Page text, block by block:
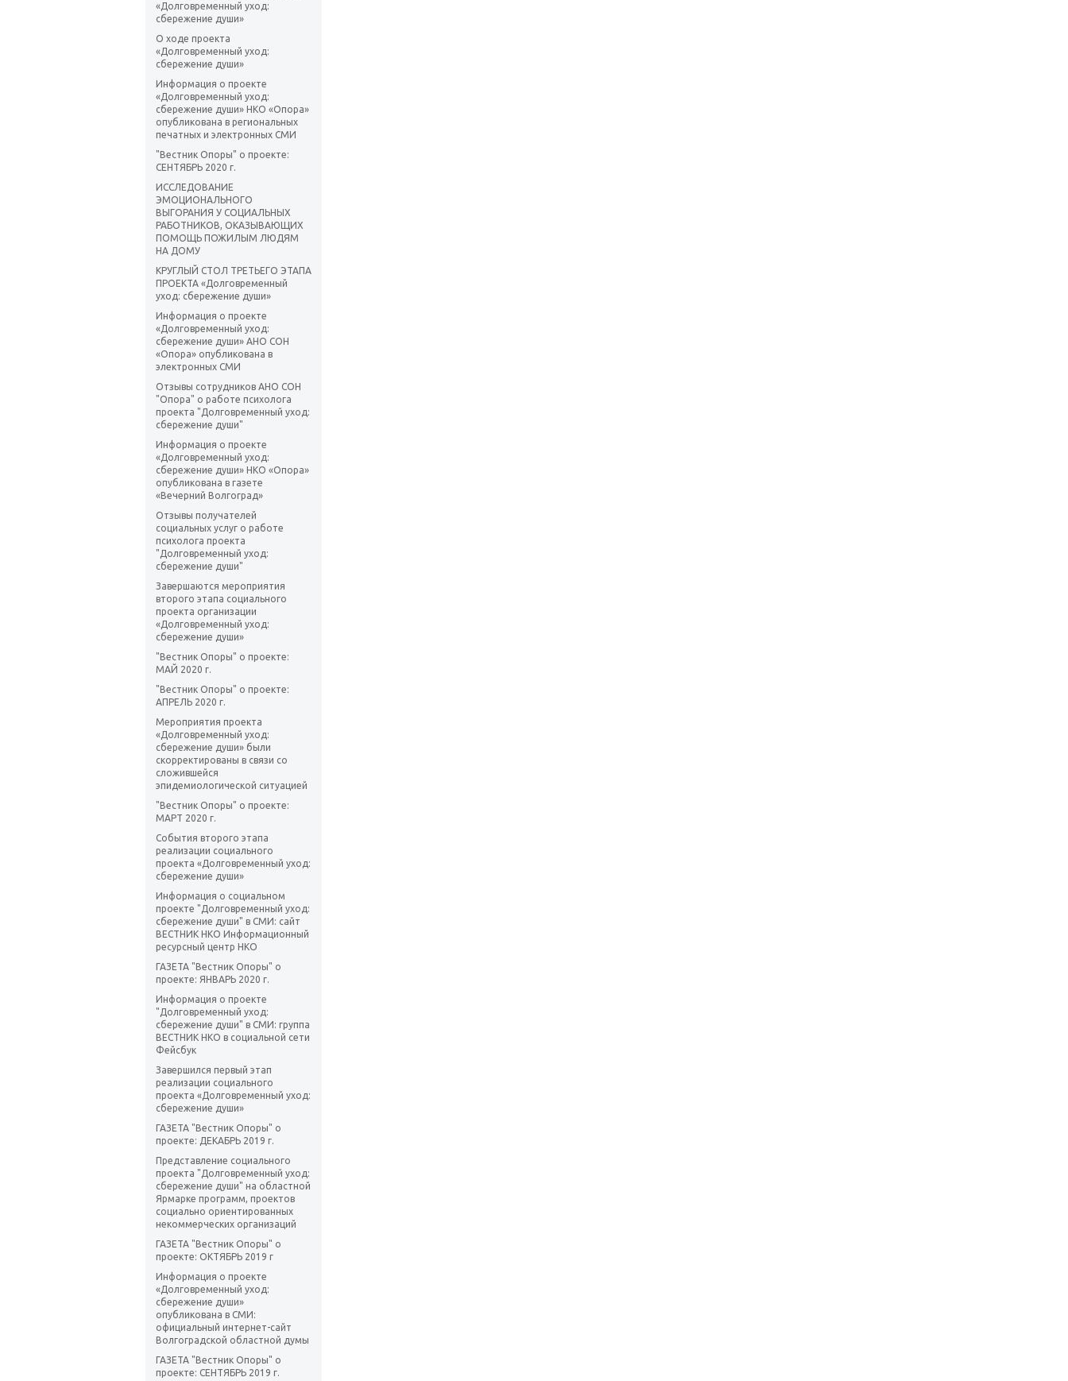
«Долговременный уход:
сбережение души»
О ходе проекта
«Долговременный уход:
сбережение души»
Информация о проекте
«Долговременный уход:
сбережение души» НКО «Опора»
опубликована в региональных
печатных и электронных СМИ
"Вестник Опоры" о проекте:
СЕНТЯБРЬ 2020 г.
ИССЛЕДОВАНИЕ
ЭМОЦИОНАЛЬНОГО
ВЫГОРАНИЯ У СОЦИАЛЬНЫХ
РАБОТНИКОВ, ОКАЗЫВАЮЩИХ
ПОМОЩЬ ПОЖИЛЫМ ЛЮДЯМ
НА ДОМУ
КРУГЛЫЙ СТОЛ ТРЕТЬЕГО ЭТАПА
ПРОЕКТА «Долговременный
уход: сбережение души»
Информация о проекте
«Долговременный уход:
сбережение души» АНО СОН
«Опора» опубликована в
электронных СМИ
Отзывы сотрудников АНО СОН
"Опора" о работе психолога
проекта "Долговременный уход:
сбережение души"
Информация о проекте
«Долговременный уход:
сбережение души» НКО «Опора»
опубликована в газете
«Вечерний Волгоград»
Отзывы получателей
социальных услуг о работе
психолога проекта
"Долговременный уход:
сбережение души"
Завершаются мероприятия
второго этапа социального
проекта организации
«Долговременный уход:
сбережение души»
"Вестник Опоры" о проекте:
МАЙ 2020 г.
"Вестник Опоры" о проекте:
АПРЕЛЬ 2020 г.
Мероприятия проекта
«Долговременный уход:
сбережение души» были
скорректированы в связи со
сложившейся
эпидемиологической ситуацией
"Вестник Опоры" о проекте:
МАРТ 2020 г.
События второго этапа
реализации социального
проекта «Долговременный уход:
сбережение души»
Информация о социальном
проекте "Долговременный уход:
сбережение души" в СМИ: сайт
ВЕСТНИК НКО Информационный
ресурсный центр НКО
ГАЗЕТА "Вестник Опоры" о
проекте: ЯНВАРЬ 2020 г.
Информация о проекте
"Долговременный уход:
сбережение души" в СМИ: группа
ВЕСТНИК НКО в социальной сети
Фейсбук
Завершился первый этап
реализации социального
проекта «Долговременный уход:
сбережение души»
ГАЗЕТА "Вестник Опоры" о
проекте: ДЕКАБРЬ 2019 г.
Представление социального
проекта "Долговременный уход:
сбережение души" на областной
Ярмарке программ, проектов
социально ориентированных
некоммерческих организаций
ГАЗЕТА "Вестник Опоры" о
проекте: ОКТЯБРЬ 2019 г
Информация о проекте
«Долговременный уход:
сбережение души»
опубликована в СМИ:
официальный интернет-сайт
Волгоградской областной думы
ГАЗЕТА "Вестник Опоры" о
проекте: СЕНТЯБРЬ 2019 г.